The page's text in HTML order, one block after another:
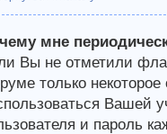
мне
Вы не отметили
только некоторое
Вашей
и пароль